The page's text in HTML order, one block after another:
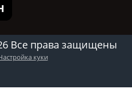
Все права защищены
куки